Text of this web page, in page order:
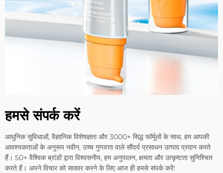
हमसे संपर्क करें
आधुनिक सुविधाओं, वैज्ञानिक विशेषज्ञता और 3000+ सिद्ध फॉर्मूलों के साथ, हम आपकी
आवश्यकताओं के अनुरूप नवीन, उच्च गुणवत्ता वाले सौंदर्य प्रसाधन उत्पाद प्रदान करते
हैं। 50+ वैश्विक ब्रांडों द्वारा विश्वसनीय, हम अनुपालन, क्षमता और उत्कृष्टता सुनिश्चित
करते हैं। अपने विचार को साकार करने के लिए आज ही हमसे संपर्क करें!